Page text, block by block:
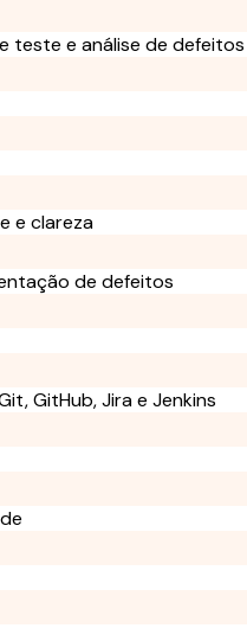
teste e análise de defeitos
e clareza
de defeitos
GitHub, Jira e Jenkins